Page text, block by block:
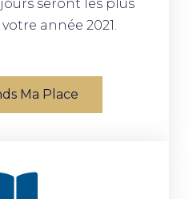
seront les plus
année 2021.
Ma Place